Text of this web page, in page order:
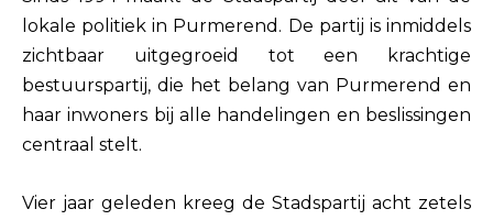
lokale politiek in Purmerend. De partij is inmiddels
zichtbaar uitgegroeid tot een krachtige
bestuurspartij, die het belang van Purmerend en
haar inwoners bij alle handelingen en beslissingen
centraal stelt.
Vier jaar geleden kreeg de Stadspartij acht zetels